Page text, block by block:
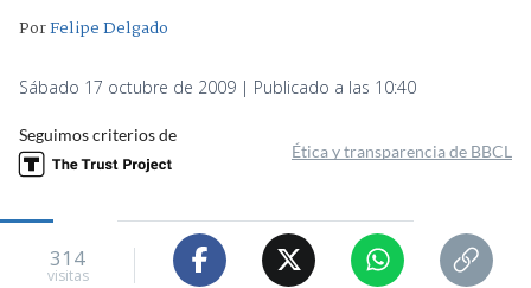
PorFelipe Delgado
Sábado 17 octubre de 2009 | Publicado a las 10:40
Seguimos criterios de
Ética y transparencia de BBCL
314
visitas